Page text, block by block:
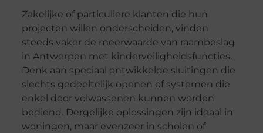
Zakelijke of particuliere klanten die hun
projecten willen onderscheiden, vinden
steeds vaker de meerwaarde van raambeslag
in Antwerpen met kinderveiligheidsfuncties.
Denk aan speciaal ontwikkelde sluitingen die
slechts gedeeltelijk openen of systemen die
enkel door volwassenen kunnen worden
bediend. Dergelijke oplossingen zijn ideaal in
woningen, maar evenzeer in scholen of